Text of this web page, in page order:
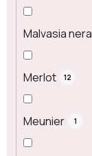
Malvasia nera
Merlot 12
Meunier 1